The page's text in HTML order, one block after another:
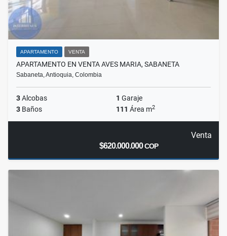
APARTAMENTO VENTA
APARTAMENTO EN VENTA AVES MARIA, SABANETA
Sabaneta, Antioquia, Colombia
3Alcobas 1 Garaje
3 Baños 111 Área m2
Venta
$620.000.000COP